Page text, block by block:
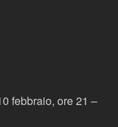
febbraio, ore 21 –